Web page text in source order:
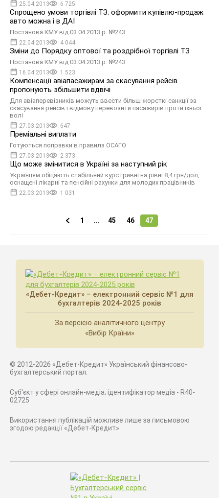
25.04.2013 6 725
Спрощено умови торгівлі ТЗ: оформити купівлю-продаж
авто можна і в ДАІ
Постанова КМУ від 03.04.2013 р. №243
22.04.2013 4 044
Зміни до Порядку оптової та роздрібної торгівлі ТЗ
Постанова КМУ від 03.04.2013 р. №243
16.04.2013 1 523
Компенсації авіапасажирам за скасування рейсів
пропонують збільшити вдвічі
Для авіаперевізників можуть ввести більш жорсткі санкції за
скасування рейсів і відмову перевозити пасажирів проти їхньої
волі
27.03.2013 647
Преміальні виплати
Готуються поправки в правила ОСАГО
27.03.2013 2 373
Що може змінитися в Україні за наступний рік
Українцям обіцяють стабільний курс гривні на рівні 8,4 грн/дол,
оснащені лікарні та пенсійні рахунки для молодих працівників
22.03.2013 1 031
1 ... 45 46 47
«Дебет-Кредит» – електронний сервіс №1 для
бухгалтерів 2024-2025 років
За версією аналітичного центру
«Вибір Країни»
© 2012-2026 «Дебет-Кредит» Український фінансово-
бухгалтерський портал.
Суб'єкт у сфері онлайн-медіа; ідентифікатор медіа - R40-
02725
Використання публікацій можливе лише за письмовою
згодою редакції «Дебет-Кредит»